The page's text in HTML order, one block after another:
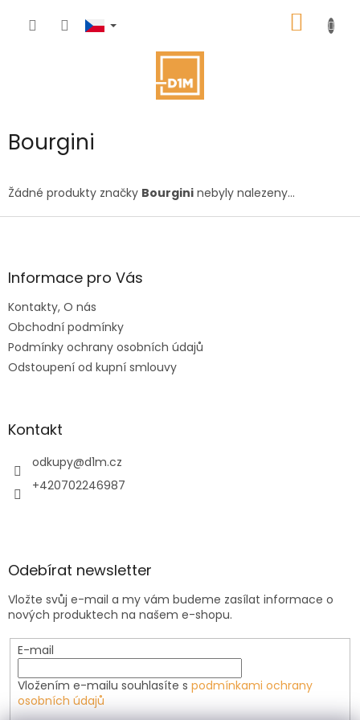
KOŠÍK
Bourgini
Žádné produkty značky Bourgini nebyly nalezeny...
Z
aInformace pro Vás
Kontakty, O nás
Obchodní podmínky
Podmínky ochrany osobních údajů
Odstoupení od kupní smlouvy
Kontakt
odkupy@d1m.cz
+420702246987
Odebírat newsletter
Vložte svůj e-mail a my vám budeme zasílat informace o
nových produktech na našem e-shopu.
E-mail
Vložením e-mailu souhlasíte s podmínkami ochrany
osobních údajů